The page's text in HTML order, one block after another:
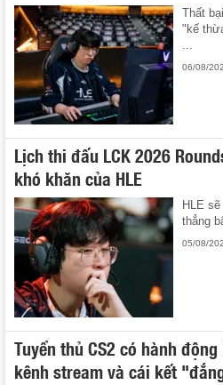
Thất
"kế
06/08/
Lịch thi đấu LCK 2026
khó khăn của HLE
HLE
thẳng
05/08/
Tuyển thủ CS2 có hành
kênh stream và cái kết